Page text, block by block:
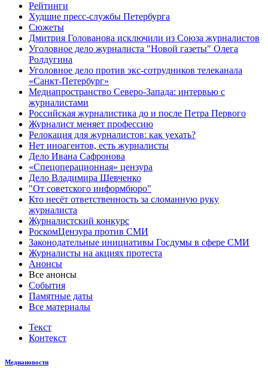
Рейтинги
Худшие пресс-службы Петербурга
Сюжеты
Дмитрия Голованова исключили из Союза журналистов
Уголовное дело журналиста "Новой газеты" Олега
Ролдугина
Уголовное дело против экс-сотрудников телеканала
«Санкт-Петербург»
Медиапространство Северо-Запада: интервью с
журналистами
Российская журналистика до и после Петра Первого
Журналист меняет профессию
Релокация для журналистов: как уехать?
Нет иноагентов, есть журналисты
Дело Ивана Сафронова
«Спецоперационная» цензура
Дело Владимира Шевченко
"От советского информбюро"
Кто несёт ответственность за сломанную руку
журналиста
Журналистский конкурс
РоскомЦензура против СМИ
Законодательные инициативы Госдумы в сфере СМИ
Журналисты на акциях протеста
Анонсы
Все анонсы
События
Памятные даты
Все материалы
Текст
Контекст
Медиановости